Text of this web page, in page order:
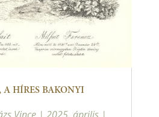
A HÍRES BAKONYI